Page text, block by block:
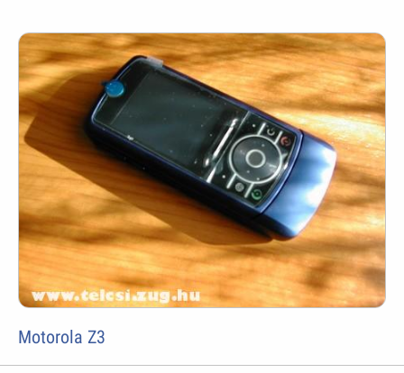
Motorola Z3